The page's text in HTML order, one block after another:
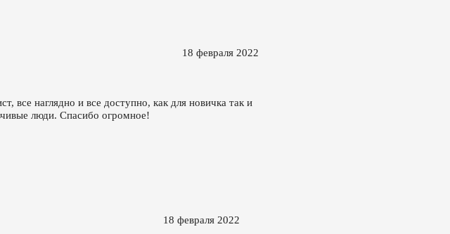
18 февраля 2022
все наглядно и все доступно, как для новичка так и
люди. Спасибо огромное!
18 февраля 2022